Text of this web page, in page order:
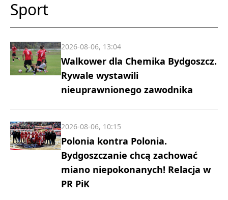
Sport
Walkower dla Chemika Bydgoszcz.
Rywale wystawili
nieuprawnionego zawodnika
2026-08-06, 13:04
Polonia kontra Polonia.
Bydgoszczanie chcą zachować
miano niepokonanych! Relacja w
PR PiK
2026-08-06, 10:15